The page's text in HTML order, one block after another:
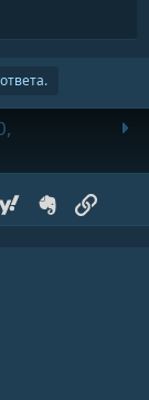
почта
Yahoo Evernote